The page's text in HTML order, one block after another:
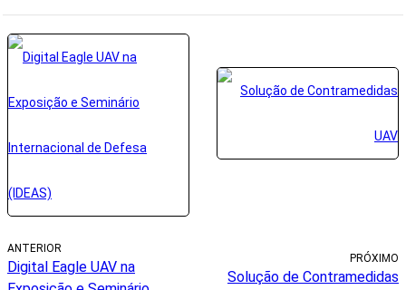
ANTERIOR
Digital Eagle UAV na
PRÓXIMO
Solução de Contramedidas